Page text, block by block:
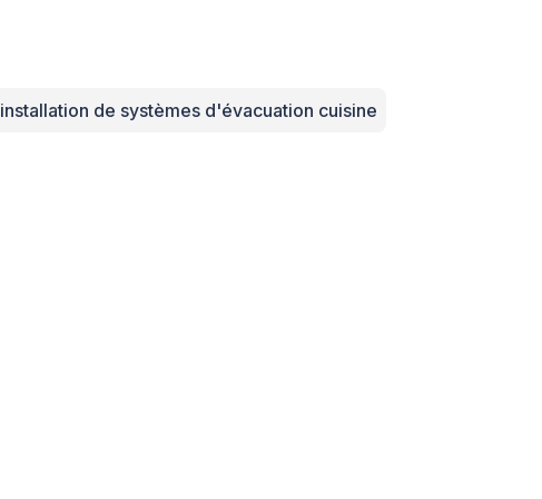
installation de systèmes d'évacuation cuisine